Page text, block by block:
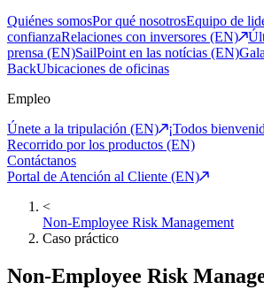
Quiénes somosPor qué nosotrosEquipo de
confianzaRelaciones con inversores (EN)
prensa (EN)SailPoint en las notícias (EN)
BackUbicaciones de oficinas
Empleo
Únete a la tripulación (EN)
¡Todos
Recorrido por los productos (EN)
Contáctanos
Portal de Atención al Cliente (EN)
<
Non-Employee Risk Management
Caso práctico
Non-Employee Risk